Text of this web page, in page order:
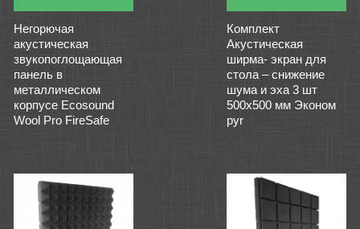
Негорючая
акустическая
звукопоглощающая
панель в
металлическом
корпусе Ecosound
Wool Pro FireSafe
Комплект
Акустическая
ширма- экран для
стола – снижение
шума и эха 3 шт
500х500 мм Эконом
pyr